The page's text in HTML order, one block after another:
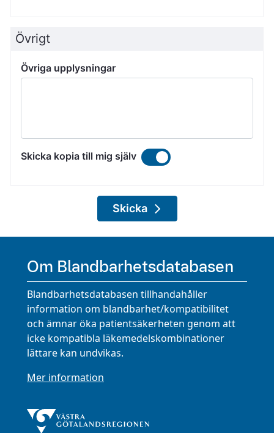
Övrigt
Övriga upplysningar
Skicka kopia till mig själv
Skicka
Om Blandbarhetsdatabasen
Blandbarhetsdatabasen tillhandahåller
information om blandbarhet/kompatibilitet
och ämnar öka patientsäkerheten genom att
icke kompatibla läkemedelskombinationer
lättare kan undvikas.
Mer information